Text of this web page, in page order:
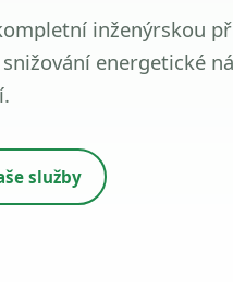
inženýrskou
energetické
služby